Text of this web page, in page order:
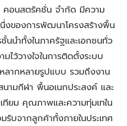
คอนสตรัคชั่น จำกัด มีความ
งของการพัฒนาโครงสร้างพื้น
นำทั้งในภาครัฐและเอกชนทั่ว
มไว้วางใจในการติดตั้งระบบ
ลากหลายรูปแบบ รวมถึงงาน
ามกีฬา พื้นอเนกประสงค์ และ
ยม คุณภาพและความทุ่มเทใน
รับจากลูกค้าทั้งภายในประเทศ